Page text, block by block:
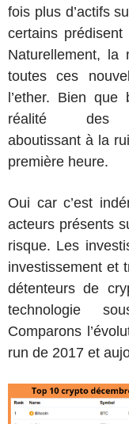
fois plus d’actifs
certains prédisent
Naturellement, la
toutes ces
l’ether. Bien que
réalité des
aboutissant à la
première heure.
Oui car c’est
acteurs présents
risque. Les
investissement et
détenteurs de
technologie
Comparons
run de 2017 et